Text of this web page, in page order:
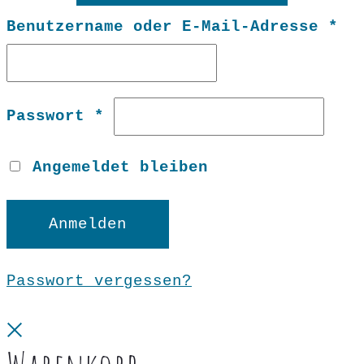
Benutzername oder E-Mail-Adresse *
Passwort *
Angemeldet bleiben
Anmelden
Passwort vergessen?